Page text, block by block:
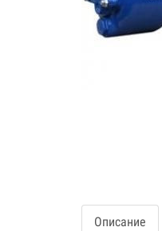
Описание